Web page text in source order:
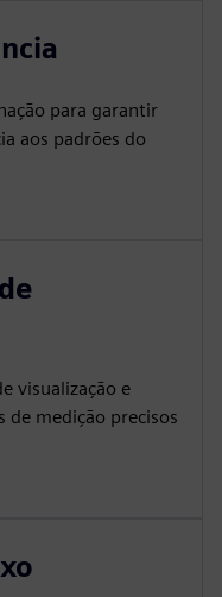
para garantir
aos padrões do
visualização e
de medição precisos